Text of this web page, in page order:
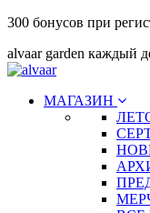
300 бонусов при
alvaar garden каждый
МАГАЗИН